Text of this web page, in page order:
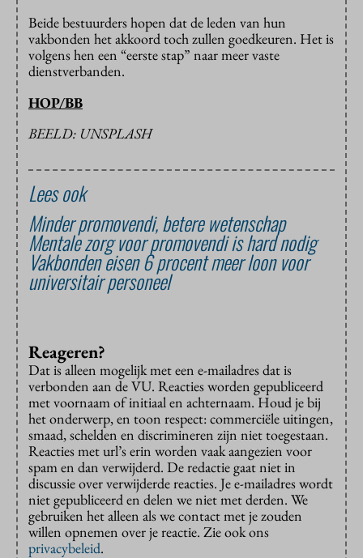
Beide bestuurders hopen dat de leden van hun
vakbonden het akkoord toch zullen goedkeuren. Het is
volgens hen een “eerste stap” naar meer vaste
dienstverbanden.
HOP/BB
BEELD: UNSPLASH
Lees ook
Minder promovendi, betere wetenschap
Mentale zorg voor promovendi is hard nodig
Vakbonden eisen 6 procent meer loon voor
universitair personeel
Reageren?
Dat is alleen mogelijk met een e-mailadres dat is
verbonden aan de VU. Reacties worden gepubliceerd
met voornaam of initiaal en achternaam. Houd je bij
het onderwerp, en toon respect: commerciële uitingen,
smaad, schelden en discrimineren zijn niet toegestaan.
Reacties met url’s erin worden vaak aangezien voor
spam en dan verwijderd. De redactie gaat niet in
discussie over verwijderde reacties. Je e-mailadres wordt
niet gepubliceerd en delen we niet met derden. We
gebruiken het alleen als we contact met je zouden
willen opnemen over je reactie. Zie ook ons
privacybeleid.